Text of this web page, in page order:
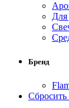
Бренд
Сбросить